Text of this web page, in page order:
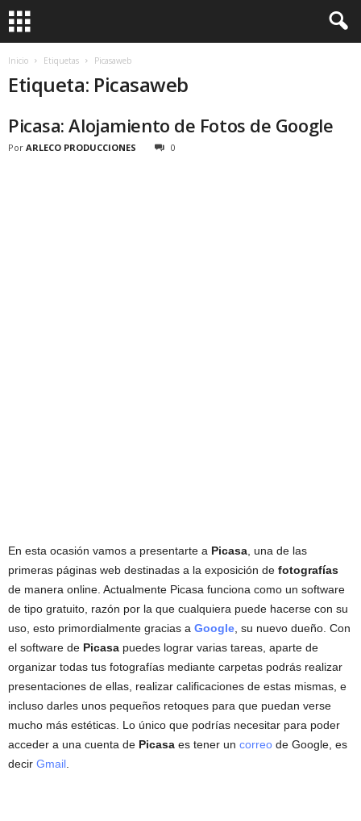
Inicio Etiquetas Picasaweb
Etiqueta: Picasaweb
Picasa: Alojamiento de Fotos de Google
Por ARLECO PRODUCCIONES 0
En esta ocasión vamos a presentarte a Picasa , una de las
primeras páginas web destinadas a la exposición de fotografías
de manera online. Actualmente Picasa funciona como un software
de tipo gratuito, razón por la que cualquiera puede hacerse con su
uso, esto primordialmente gracias a Google , su nuevo dueño. Con
el software de Picasa puedes lograr varias tareas, aparte de
organizar todas tus fotografías mediante carpetas podrás realizar
presentaciones de ellas, realizar calificaciones de estas mismas, e
incluso darles unos pequeños retoques para que puedan verse
mucho más estéticas. Lo único que podrías necesitar para poder
acceder a una cuenta de Picasa es tener un correo de Google, es
decir Gmail